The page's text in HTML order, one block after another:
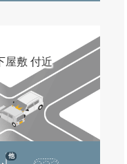
屋敷 付近
他